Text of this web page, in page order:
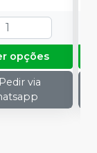
opções
Pedir via